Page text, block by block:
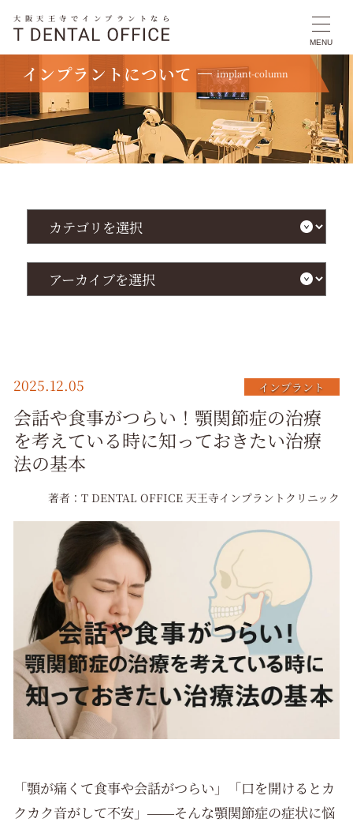
大阪天王寺でインプラントなら
MENU
インプラントについて implant-column
TOP
インプラントについて
会話や食事がつらい！顎関節症の治療を考えている時に知っておきたい治療法の基
本
カ
ゴ
を
ア
カ
2025.12.05 インプラント
会話や食事がつらい！顎関節症の治療
を考えている時に知っておきたい治療
法の基本
著者：T DENTAL OFFICE 天王寺インプラントクリニック
「顎が痛くて食事や会話がつらい」「口を開けるとカ
クカク音がして不安」――そんな顎関節症の症状に悩